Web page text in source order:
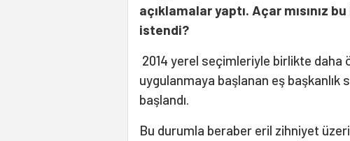
açıklamalar yaptı. Açar mısınız
istendi?
2014 yerel seçimleriyle birlikte
uygulanmaya başlanan eş
başlandı.
Bu durumla beraber eril zihniyet